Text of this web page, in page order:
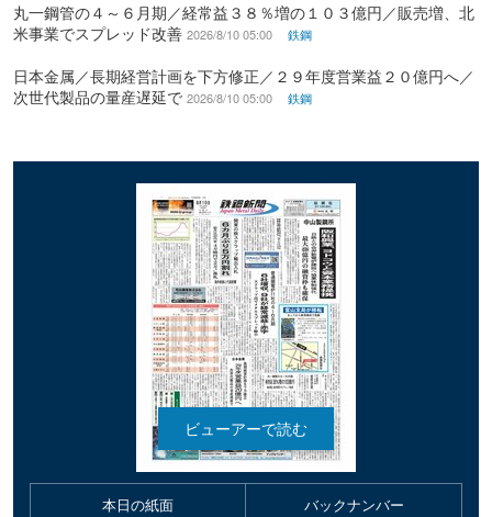
丸一鋼管の４～６月期／経常益３８％増の１０３億円／販売増、北
米事業でスプレッド改善 2026/8/10 05:00 鉄鋼
日本金属／長期経営計画を下方修正／２９年度営業益２０億円へ／
次世代製品の量産遅延で 2026/8/10 05:00 鉄鋼
本日の紙面 バックナンバー